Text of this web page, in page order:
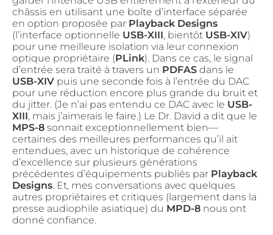
châssis en utilisant une boîte d’interface séparée
en option proposée par Playback Designs
(l’interface optionnelle USB-XIII, bientôt USB-XIV)
pour une meilleure isolation via leur connexion
optique propriétaire (PLink). Dans ce cas, le signal
d’entrée sera traité à travers un PDFAS dans le
USB-XIV puis une seconde fois à l’entrée du DAC
pour une réduction encore plus grande du bruit et
du jitter. (Je n’ai pas entendu ce DAC avec le USB-
XIII, mais j’aimerais le faire.) Le Dr. David a dit que le
MPS-8 sonnait exceptionnellement bien—
certaines des meilleures performances qu’il ait
entendues, avec un historique de cohérence
d’excellence sur plusieurs générations
précédentes d’équipements publiés par Playback
Designs. Et, mes conversations avec quelques
autres propriétaires et critiques (largement dans la
presse audiophile asiatique) du MPD-8 nous ont
donné confiance.